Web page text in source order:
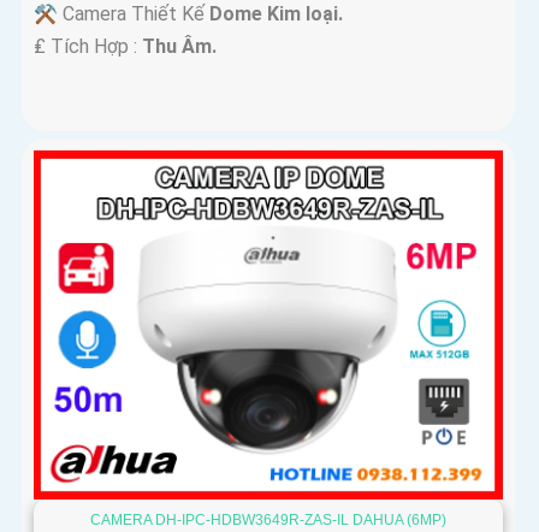
⚒ Camera Thiết Kế Dome Kim loại.
️₤ Tích Hợp : Thu Âm.
CAMERA DH-IPC-HDBW3649R-ZAS-IL DAHUA (6MP)